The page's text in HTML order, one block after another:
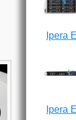
Ipera
Ipera